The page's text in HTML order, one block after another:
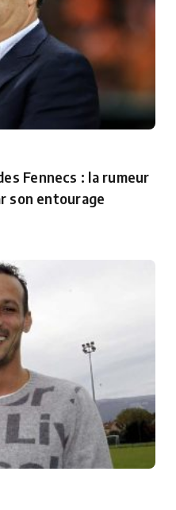
Fennecs : la rumeur
son entourage